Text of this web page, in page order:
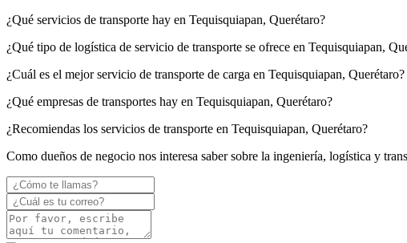
¿Qué servicios de transporte hay en Tequisquiapan, Querétaro?
¿Qué tipo de logística de servicio de transporte se ofrece en Tequisquiapan,
¿Cuál es el mejor servicio de transporte de carga en Tequisquiapan, Querétaro?
¿Qué empresas de transportes hay en Tequisquiapan, Querétaro?
¿Recomiendas los servicios de transporte en Tequisquiapan, Querétaro?
Como dueños de negocio nos interesa saber sobre la ingeniería, logística y